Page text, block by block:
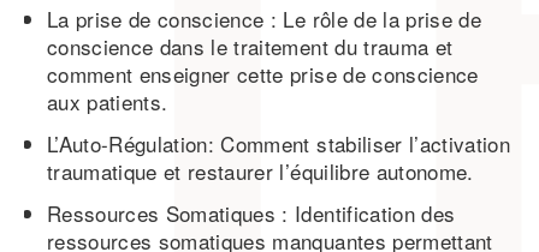
La prise de conscience : Le rôle de la prise de
conscience dans le traitement du trauma et
comment enseigner cette prise de conscience
aux patients.
L’Auto-Régulation: Comment stabiliser l’activation
traumatique et restaurer l’équilibre autonome.
Ressources Somatiques : Identification des
ressources somatiques manquantes permettant